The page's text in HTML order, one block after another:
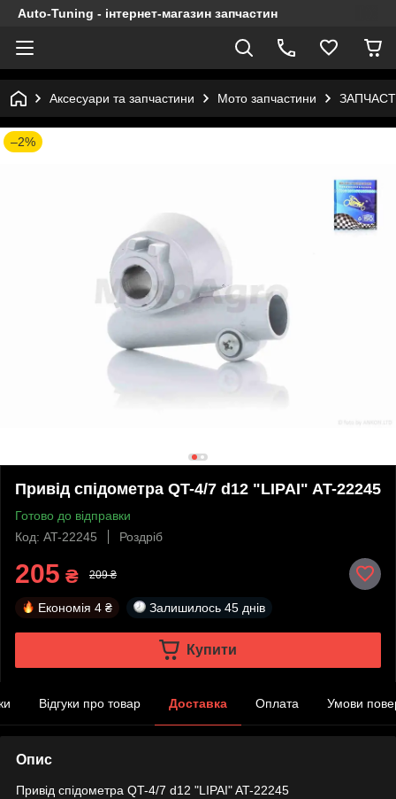
Auto-Tuning - інтернет-магазин запчастин
Аксесуари та запчастини Мото запчастини
–2%
Привід спідометра QT-4/7 d12 "LIPAI" AT-22245
Готово до відправки
Код: AT-22245
Роздріб
205 ₴ 209 ₴
Економія 4 ₴ Залишилось 45 днів
Купити
Відгуки про товар Доставка Оплата Умови
Опис
Привід спідометра QT-4/7 d12 "LIPAI" AT-22245